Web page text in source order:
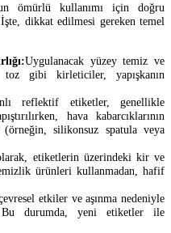
ömürlü kullanımı için doğru
dikkat edilmesi gereken temel
Uygulanacak yüzey temiz ve
gibi kirleticiler, yapışkanın
reflektif etiketler, genellikle
hava kabarcıklarının
silikonsuz spatula veya
etiketlerin üzerindeki kir ve
ürünleri kullanmadan, hafif
etkiler ve aşınma nedeniyle
durumda, yeni etiketler ile